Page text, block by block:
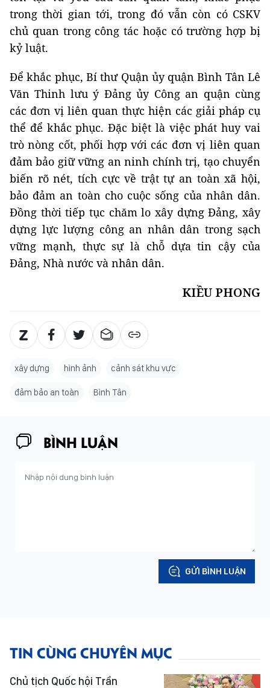
trong thời gian tới, trong đó vẫn còn có CSKV
chủ quan trong công tác hoặc có trường hợp bị
kỷ luật.
Để khắc phục, Bí thư Quận ủy quận Bình Tân Lê
Văn Thinh lưu ý Đảng ủy Công an quận cùng
các đơn vị liên quan thực hiện các giải pháp cụ
thể để khắc phục. Đặc biệt là việc phát huy vai
trò nòng cốt, phối hợp với các đơn vị liên quan
đảm bảo giữ vững an ninh chính trị, tạo chuyển
biến rõ nét, tích cực về trật tự an toàn xã hội,
bảo đảm an toàn cho cuộc sống của nhân dân.
Đồng thời tiếp tục chăm lo xây dựng Đảng, xây
dựng lực lượng công an nhân dân trong sạch
vững mạnh, thực sự là chỗ dựa tin cậy của
Đảng, Nhà nước và nhân dân.
KIỀU PHONG
xây dựng hình ảnh cảnh sát khu vực
đảm bảo an toàn Bình Tân
BÌNH LUẬN
GỬI BÌNH LUẬN
TIN CÙNG CHUYÊN MỤC
Chủ tịch Quốc hội Trần